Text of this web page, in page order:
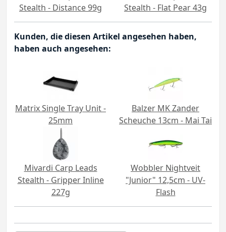
Stealth - Distance 99g
Stealth - Flat Pear 43g
Kunden, die diesen Artikel angesehen haben,
haben auch angesehen:
Matrix Single Tray Unit -
25mm
Balzer MK Zander
Scheuche 13cm - Mai Tai
Mivardi Carp Leads
Stealth - Gripper Inline
227g
Wobbler Nightveit
"Junior" 12,5cm - UV-
Flash